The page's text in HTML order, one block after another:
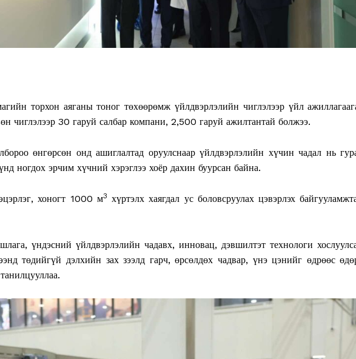
торхон аяганы тоног төхөөрөмж үйлдвэрлэлийн чиглэлээр үйл
чиглэлээр 30 гаруй салбар компани, 2,500 гаруй ажилтантай болжээ.
өнгөрсөн онд ашиглалтад оруулснаар үйлдвэрлэлийн хүчин чадал нь
ногдох эрчим хүчний хэрэглээ хоёр дахин буурсан байна.
хоногт 1000 м3 хүртэлх хаягдал ус боловсруулах цэвэрлэх
үндэсний үйлдвэрлэлийн чадавх, инновац, дэвшилтэт технологи
төдийгүй дэлхийн зах зээлд гарч, өрсөлдөх чадвар, үнэ цэнийг өдрөөс